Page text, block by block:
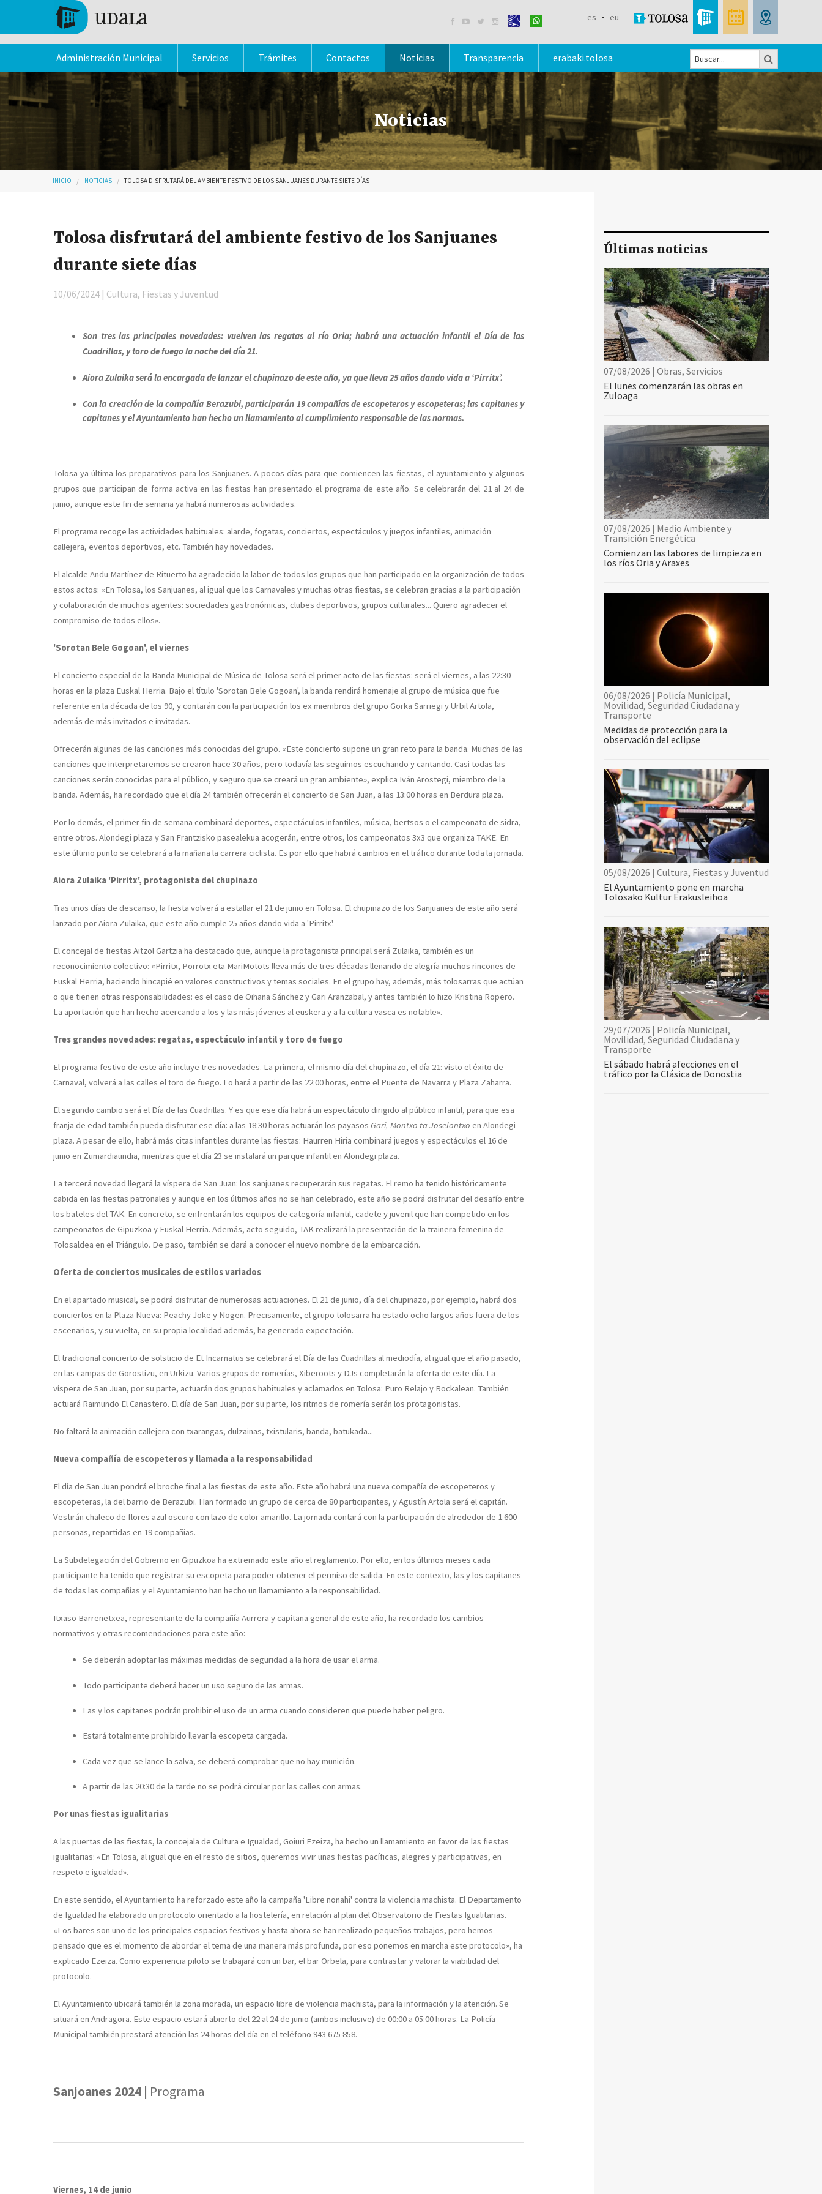
Pasar al contenido principal
    es eu
Formulario
de
búsqueda
Administración Municipal Servicios Trámites Contactos Noticias Transparencia erabaki.tolosa
Noticias
Usted está aquí
INICIO NOTICIAS TOLOSA DISFRUTARÁ DEL AMBIENTE FESTIVO DE LOS SANJUANES DURANTE SIETE DÍAS
Tolosa disfrutará del ambiente festivo de los Sanjuanes
durante siete días
10/06/2024 | Cultura, Fiestas y Juventud
Son tres las principales novedades: vuelven las regatas al río Oria; habrá una actuación infantil el Día de las
Cuadrillas, y toro de fuego la noche del día 21.
Aiora Zulaika será la encargada de lanzar el chupinazo de este año, ya que lleva 25 años dando vida a ‘Pirritx’.
Con la creación de la compañía Berazubi, participarán 19 compañías de escopeteros y escopeteras; las capitanes y
capitanes y el Ayuntamiento han hecho un llamamiento al cumplimiento responsable de las normas.
Tolosa ya última los preparativos para los Sanjuanes. A pocos días para que comiencen las fiestas, el ayuntamiento y algunos
grupos que participan de forma activa en las fiestas han presentado el programa de este año. Se celebrarán del 21 al 24 de
junio, aunque este fin de semana ya habrá numerosas actividades.
El programa recoge las actividades habituales: alarde, fogatas, conciertos, espectáculos y juegos infantiles, animación
callejera, eventos deportivos, etc. También hay novedades.
El alcalde Andu Martínez de Rituerto ha agradecido la labor de todos los grupos que han participado en la organización de todos
estos actos: «En Tolosa, los Sanjuanes, al igual que los Carnavales y muchas otras fiestas, se celebran gracias a la participación
y colaboración de muchos agentes: sociedades gastronómicas, clubes deportivos, grupos culturales... Quiero agradecer el
compromiso de todos ellos».
'Sorotan Bele Gogoan', el viernes
El concierto especial de la Banda Municipal de Música de Tolosa será el primer acto de las fiestas: será el viernes, a las 22:30
horas en la plaza Euskal Herria. Bajo el título 'Sorotan Bele Gogoan', la banda rendirá homenaje al grupo de música que fue
referente en la década de los 90, y contarán con la participación los ex miembros del grupo Gorka Sarriegi y Urbil Artola,
además de más invitados e invitadas.
Ofrecerán algunas de las canciones más conocidas del grupo. «Este concierto supone un gran reto para la banda. Muchas de las
canciones que interpretaremos se crearon hace 30 años, pero todavía las seguimos escuchando y cantando. Casi todas las
canciones serán conocidas para el público, y seguro que se creará un gran ambiente», explica Iván Arostegi, miembro de la
banda. Además, ha recordado que el día 24 también ofrecerán el concierto de San Juan, a las 13:00 horas en Berdura plaza.
Por lo demás, el primer fin de semana combinará deportes, espectáculos infantiles, música, bertsos o el campeonato de sidra,
entre otros. Alondegi plaza y San Frantzisko pasealekua acogerán, entre otros, los campeonatos 3x3 que organiza TAKE. En
este último punto se celebrará a la mañana la carrera ciclista. Es por ello que habrá cambios en el tráfico durante toda la jornada.
Aiora Zulaika 'Pirritx', protagonista del chupinazo
Tras unos días de descanso, la fiesta volverá a estallar el 21 de junio en Tolosa. El chupinazo de los Sanjuanes de este año será
lanzado por Aiora Zulaika, que este año cumple 25 años dando vida a 'Pirritx'.
El concejal de fiestas Aitzol Gartzia ha destacado que, aunque la protagonista principal será Zulaika, también es un
reconocimiento colectivo: «Pirritx, Porrotx eta MariMotots lleva más de tres décadas llenando de alegría muchos rincones de
Euskal Herria, haciendo hincapié en valores constructivos y temas sociales. En el grupo hay, además, más tolosarras que actúan
o que tienen otras responsabilidades: es el caso de Oihana Sánchez y Gari Aranzabal, y antes también lo hizo Kristina Ropero.
La aportación que han hecho acercando a los y las más jóvenes al euskera y a la cultura vasca es notable».
Tres grandes novedades: regatas, espectáculo infantil y toro de fuego
El programa festivo de este año incluye tres novedades. La primera, el mismo día del chupinazo, el día 21: visto el éxito de
Carnaval, volverá a las calles el toro de fuego. Lo hará a partir de las 22:00 horas, entre el Puente de Navarra y Plaza Zaharra.
El segundo cambio será el Día de las Cuadrillas. Y es que ese día habrá un espectáculo dirigido al público infantil, para que esa
franja de edad también pueda disfrutar ese día: a las 18:30 horas actuarán los payasos Gari, Montxo ta Joselontxo en Alondegi
plaza. A pesar de ello, habrá más citas infantiles durante las fiestas: Haurren Hiria combinará juegos y espectáculos el 16 de
junio en Zumardiaundia, mientras que el día 23 se instalará un parque infantil en Alondegi plaza.
La tercerá novedad llegará la víspera de San Juan: los sanjuanes recuperarán sus regatas. El remo ha tenido históricamente
cabida en las fiestas patronales y aunque en los últimos años no se han celebrado, este año se podrá disfrutar del desafío entre
los bateles del TAK. En concreto, se enfrentarán los equipos de categoría infantil, cadete y juvenil que han competido en los
campeonatos de Gipuzkoa y Euskal Herria. Además, acto seguido, TAK realizará la presentación de la trainera femenina de
Tolosaldea en el Triángulo. De paso, también se dará a conocer el nuevo nombre de la embarcación.
Oferta de conciertos musicales de estilos variados
En el apartado musical, se podrá disfrutar de numerosas actuaciones. El 21 de junio, día del chupinazo, por ejemplo, habrá dos
conciertos en la Plaza Nueva: Peachy Joke y Nogen. Precisamente, el grupo tolosarra ha estado ocho largos años fuera de los
escenarios, y su vuelta, en su propia localidad además, ha generado expectación.
El tradicional concierto de solsticio de Et Incarnatus se celebrará el Día de las Cuadrillas al mediodía, al igual que el año pasado,
en las campas de Gorostizu, en Urkizu. Varios grupos de romerías, Xiberoots y DJs completarán la oferta de este día. La
víspera de San Juan, por su parte, actuarán dos grupos habituales y aclamados en Tolosa: Puro Relajo y Rockalean. También
actuará Raimundo El Canastero. El día de San Juan, por su parte, los ritmos de romería serán los protagonistas.
No faltará la animación callejera con txarangas, dulzainas, txistularis, banda, batukada...
Nueva compañía de escopeteros y llamada a la responsabilidad
El día de San Juan pondrá el broche final a las fiestas de este año. Este año habrá una nueva compañía de escopeteros y
escopeteras, la del barrio de Berazubi. Han formado un grupo de cerca de 80 participantes, y Agustín Artola será el capitán.
Vestirán chaleco de flores azul oscuro con lazo de color amarillo. La jornada contará con la participación de alrededor de 1.600
personas, repartidas en 19 compañías.
La Subdelegación del Gobierno en Gipuzkoa ha extremado este año el reglamento. Por ello, en los últimos meses cada
participante ha tenido que registrar su escopeta para poder obtener el permiso de salida. En este contexto, las y los capitanes
de todas las compañías y el Ayuntamiento han hecho un llamamiento a la responsabilidad.
Itxaso Barrenetxea, representante de la compañía Aurrera y capitana general de este año, ha recordado los cambios
normativos y otras recomendaciones para este año:
Se deberán adoptar las máximas medidas de seguridad a la hora de usar el arma.
Todo participante deberá hacer un uso seguro de las armas.
Las y los capitanes podrán prohibir el uso de un arma cuando consideren que puede haber peligro.
Estará totalmente prohibido llevar la escopeta cargada.
Cada vez que se lance la salva, se deberá comprobar que no hay munición.
A partir de las 20:30 de la tarde no se podrá circular por las calles con armas.
Por unas fiestas igualitarias
A las puertas de las fiestas, la concejala de Cultura e Igualdad, Goiuri Ezeiza, ha hecho un llamamiento en favor de las fiestas
igualitarias: «En Tolosa, al igual que en el resto de sitios, queremos vivir unas fiestas pacíficas, alegres y participativas, en
respeto e igualdad».
En este sentido, el Ayuntamiento ha reforzado este año la campaña 'Libre nonahi' contra la violencia machista. El Departamento
de Igualdad ha elaborado un protocolo orientado a la hostelería, en relación al plan del Observatorio de Fiestas Igualitarias.
«Los bares son uno de los principales espacios festivos y hasta ahora se han realizado pequeños trabajos, pero hemos
pensado que es el momento de abordar el tema de una manera más profunda, por eso ponemos en marcha este protocolo», ha
explicado Ezeiza. Como experiencia piloto se trabajará con un bar, el bar Orbela, para contrastar y valorar la viabilidad del
protocolo.
El Ayuntamiento ubicará también la zona morada, un espacio libre de violencia machista, para la información y la atención. Se
situará en Andragora. Este espacio estará abierto del 22 al 24 de junio (ambos inclusive) de 00:00 a 05:00 horas. La Policía
Municipal también prestará atención las 24 horas del día en el teléfono 943 675 858.
Sanjoanes 2024 | Programa
Viernes, 14 de junio
Últimas noticias
07/08/2026 | Obras, Servicios
El lunes comenzarán las obras en
Zuloaga
07/08/2026 | Medio Ambiente y
Transición Energética
Comienzan las labores de limpieza en
los ríos Oria y Araxes
06/08/2026 | Policía Municipal,
Movilidad, Seguridad Ciudadana y
Transporte
Medidas de protección para la
observación del eclipse
05/08/2026 | Cultura, Fiestas y Juventud
El Ayuntamiento pone en marcha
Tolosako Kultur Erakusleihoa
29/07/2026 | Policía Municipal,
Movilidad, Seguridad Ciudadana y
Transporte
El sábado habrá afecciones en el
tráfico por la Clásica de Donostia